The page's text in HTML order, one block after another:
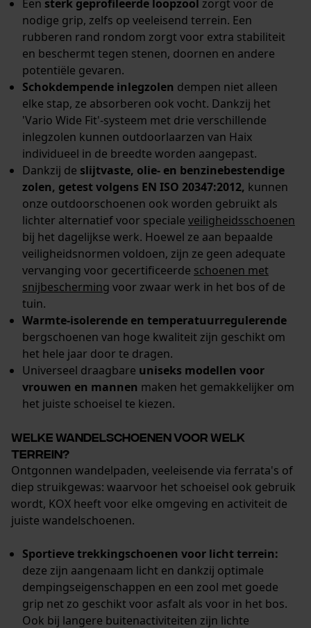
Een sterk geprofileerde loopzool zorgt voor de
nodige grip, zelfs op veeleisend terrein. Een
rubberen rand rondom zorgt voor extra stabiliteit
en beschermt tegen stenen, doornen en andere
potentiële gevaren.
Schokdempende inlegzolen dempen niet alleen
elke stap, ze absorberen ook vocht. Dankzij het
'Vario Wide Fit'-systeem met drie verschillende
inlegzolen kunnen outdoorlaarzen van Haix
individueel in de breedte worden aangepast.
Dankzij de slijtvaste, olie- en benzinebestendige
zolen, getest volgens EN ISO 20347:2012, kunnen
onze outdoorschoenen ook worden gebruikt als
lichter alternatief voor speciale veiligheidsschoenen
bij het dagelijkse werk. Hoewel ze aan bepaalde
veiligheidsnormen voldoen, zijn ze geen adequate
vervanging voor gecertificeerde schoenen met
snijbescherming voor zwaar werk in het bos of de
tuin.
Warmte-isolerende en temperatuurregulerende
bergschoenen van hoge kwaliteit zijn geschikt om
het hele jaar door te dragen.
Universeel draagbare uniseks modellen voor
vrouwen en mannen maken het gemakkelijker om
het juiste schoeisel te kiezen.
Welke wandelschoenen voor welk
terrein?
Ontgonnen wandelpaden, veeleisende via ferrata's of
diep struikgewas: waarvoor het schoeisel ook gebruik
wordt, KOX heeft voor elke omgeving en activiteit de
juiste wandelschoenen.
Sportieve trekkingschoenen voor licht terrein:
deze zijn aangenaam licht en dankzij optimale
dempingseigenschappen en een zool met goede
grip net zo geschikt voor asfalt als voor in het bos.
Ook bij langere buitenactiviteiten zijn lichte
Google Maps
Marketing Cookies
Microsoft Advertising Universal
Event Tracking
Survicate